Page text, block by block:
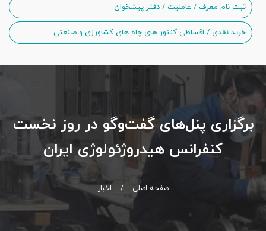
ثبت نام معرف / عاملیت / دفتر پیشخوان
خرید نقدی / اقساطی کنتور های چاه های کشاورزی و صنعتی
برگزاری پنل‌های گفت‌وگو در روز نخست
کنفرانس هیدروژئولوژی ایران
صفحه اصلی / اخبار